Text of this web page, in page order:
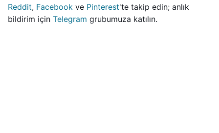
Reddit, Facebook ve Pinterest'te takip edin; anlık
bildirim için Telegram grubumuza katılın.